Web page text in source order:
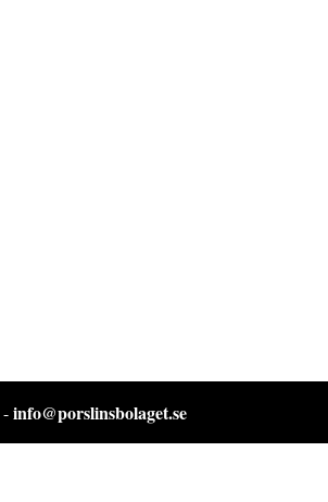
-info@porslinsbolaget.se